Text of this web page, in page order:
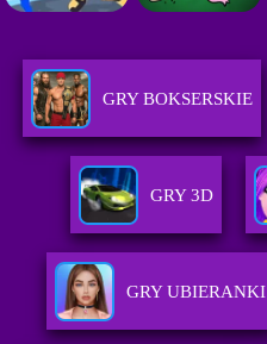
GRY BOKSERSKIE
GRY 3D
GRY UBIERANKI